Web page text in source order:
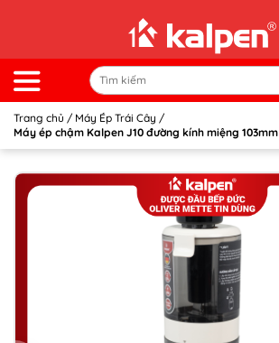
Trang chủ / Máy Ép Trái Cây /
Máy ép chậm Kalpen J10 đường kính miệng 103mm